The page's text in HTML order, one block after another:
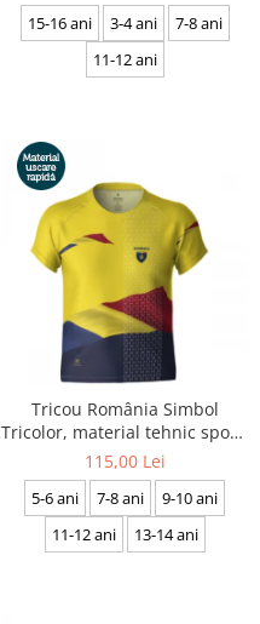
15-16 ani 3-4 ani
7-8 ani
11-12 ani
Tricou România Simbol
Tricolor, material tehnic sport,
copii, culoare galbenă, CS41
115,00 Lei
5-6 ani 7-8 ani
9-10 ani
11-12 ani
13-14 ani